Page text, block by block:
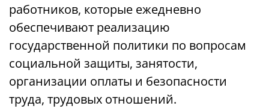
работников, которые ежедневно
обеспечивают реализацию
государственной политики по вопросам
социальной защиты, занятости,
организации оплаты и безопасности
труда, трудовых отношений.